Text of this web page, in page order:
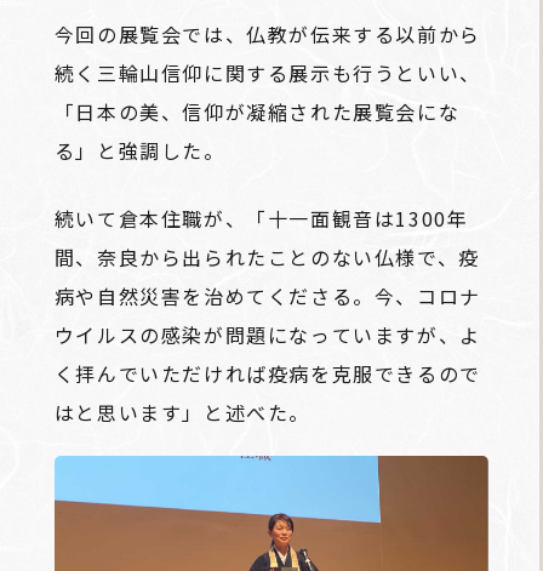
今回の展覧会では、仏教が伝来する以前から
続く三輪山信仰に関する展示も行うといい、
「日本の美、信仰が凝縮された展覧会にな
る」と強調した。
続いて倉本住職が、「十一面観音は1300年
間、奈良から出られたことのない仏様で、疫
病や自然災害を治めてくださる。今、コロナ
ウイルスの感染が問題になっていますが、よ
く拝んでいただければ疫病を克服できるので
はと思います」と述べた。